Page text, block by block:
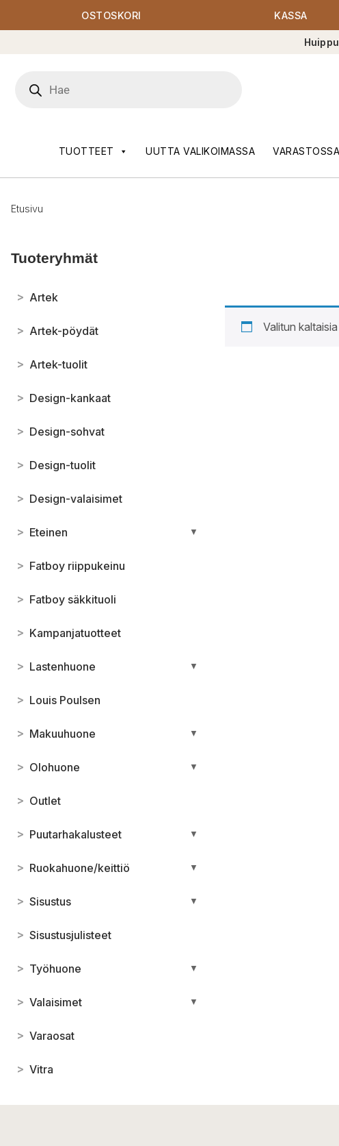
OSTOSKORI KASSA
search
TUOTTEET UUTTA VALIKOIMASSA VARASTOSSA
Etusivu
Tuoteryhmät
> Artek
> Artek-pöydät
> Artek-tuolit
> Design-kankaat
> Design-sohvat
> Design-tuolit
> Design-valaisimet
> Eteinen ▼
> Fatboy riippukeinu
> Fatboy säkkituoli
> Kampanjatuotteet
> Lastenhuone ▼
> Louis Poulsen
> Makuuhuone ▼
> Olohuone ▼
> Outlet
> Puutarhakalusteet ▼
> Ruokahuone/keittiö ▼
> Sisustus ▼
> Sisustusjulisteet
> Työhuone ▼
> Valaisimet ▼
> Varaosat
> Vitra
Valitun